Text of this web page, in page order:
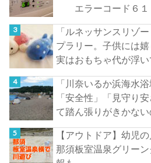
エラーコード６１
「ルネッサンスリゾ
プラリー。子供には嬉
実はおもちゃ代が浮い
「川奈いるか浜海水
「安全性」「見守り
て踏ん張りがきかない
【アウトドア】幼児
那須板室温泉グリー